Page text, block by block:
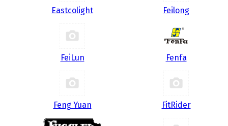
Eastcolight Feilong
FeiLun Fenfa
Feng Yuan FitRider